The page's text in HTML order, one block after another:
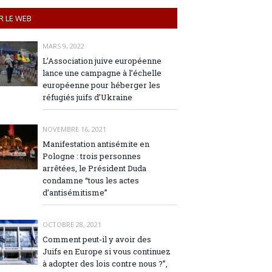
LE WEB
MARS 9, 2022
L’Association juive européenne
lance une campagne à l’échelle
européenne pour héberger les
réfugiés juifs d’Ukraine
NOVEMBRE 16, 2021
Manifestation antisémite en
Pologne : trois personnes
arrêtées, le Président Duda
condamne “tous les actes
d’antisémitisme”
OCTOBRE 28, 2021
Comment peut-il y avoir des
Juifs en Europe si vous continuez
à adopter des lois contre nous ?”,